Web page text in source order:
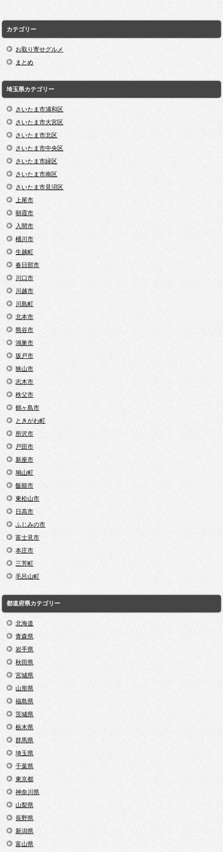
カテゴリー
お取り寄せグルメ
まとめ
埼玉県カテゴリー
さいたま市浦和区
さいたま市大宮区
さいたま市北区
さいたま市中央区
さいたま市緑区
さいたま市南区
さいたま市見沼区
上尾市
朝霞市
入間市
桶川市
生越町
春日部市
川口市
川越市
川島町
北本市
熊谷市
鴻巣市
坂戸市
狭山市
志木市
秩父市
鶴ヶ島市
ときがわ町
所沢市
戸田市
新座市
鳩山町
飯能市
東松山市
日高市
ふじみの市
富士見市
本庄市
三芳町
毛呂山町
都道府県カテゴリー
北海道
青森県
岩手県
秋田県
宮城県
山形県
福島県
茨城県
栃木県
群馬県
埼玉県
千葉県
東京都
神奈川県
山梨県
長野県
新潟県
富山県